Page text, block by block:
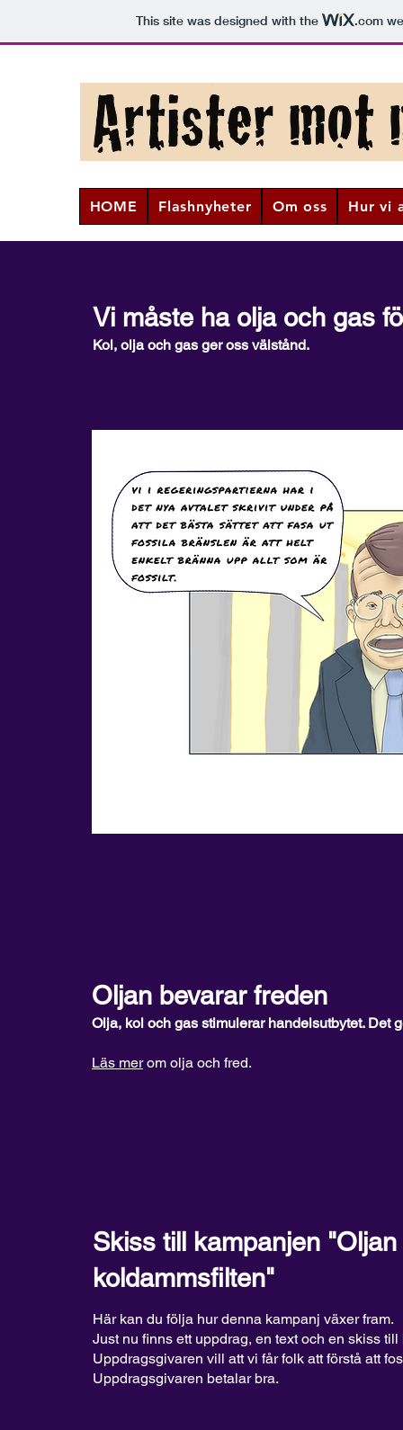
This site was designed with the .com
HOME Flashnyheter Om oss Hur vi
Vi måste ha olja och gas
Kol, olja och gas ger oss välstånd.
Oljan bevararfreden
Olja, kol och gas stimulerar handelsutbytet. Det
Läs merom olja och fred.
Skiss till kampanjen
koldammsfilten"
Här kan du följa hur denna kampanj växer fram.
Just nu finns ett uppdrag, en text och en skiss till
Uppdragsgivaren vill att vi får folk att förstå att
Uppdragsgivaren betalar bra.